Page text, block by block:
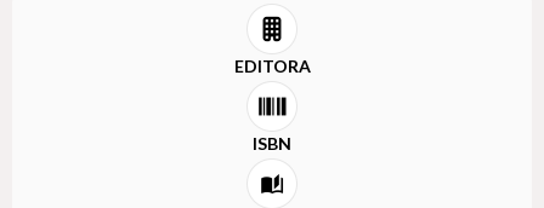
EDITORA
ISBN